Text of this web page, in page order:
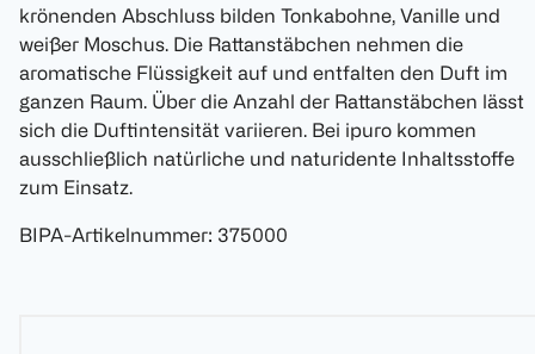
krönenden Abschluss bilden Tonkabohne, Vanille und
weißer Moschus. Die Rattanstäbchen nehmen die
aromatische Flüssigkeit auf und entfalten den Duft im
ganzen Raum. Über die Anzahl der Rattanstäbchen lässt
sich die Duftintensität variieren. Bei ipuro kommen
ausschließlich natürliche und naturidente Inhaltsstoffe
zum Einsatz.
BIPA-Artikelnummer: 375000